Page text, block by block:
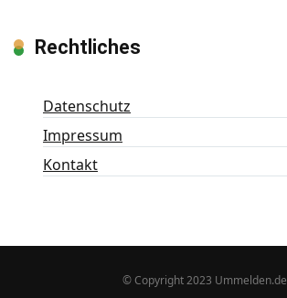
Rechtliches
Datenschutz
Impressum
Kontakt
© Copyright 2023 Ummelden.de